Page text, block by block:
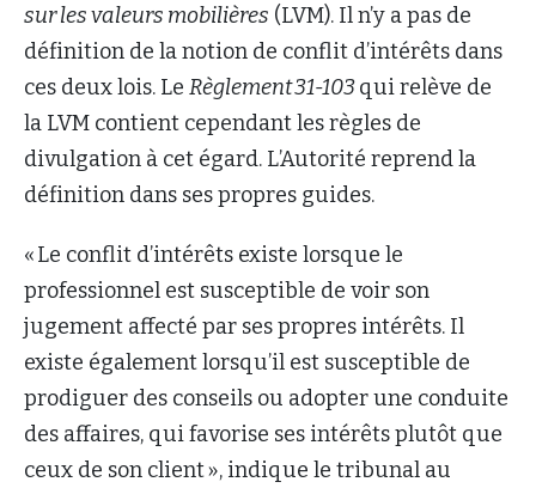
sur les valeurs mobilières (LVM). Il n’y a pas de
définition de la notion de conflit d’intérêts dans
ces deux lois. Le Règlement 31-103qui relève de
la LVM contient cependant les règles de
divulgation à cet égard. L’Autorité reprend la
définition dans ses propres guides.
« Le conflit d’intérêts existe lorsque le
professionnel est susceptible de voir son
jugement affecté par ses propres intérêts. Il
existe également lorsqu’il est susceptible de
prodiguer des conseils ou adopter une conduite
des affaires, qui favorise ses intérêts plutôt que
ceux de son client », indique le tribunal au